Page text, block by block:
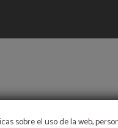
sobre el uso de la web,
PET FRIENDLY
ADMITIMOS ANIMALES DE MÁXIMO 15 KILOS Y CON